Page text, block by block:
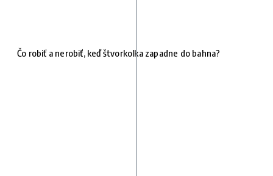
Čo robiť a nerobiť, keď štvorkolka zapadne do bahna?